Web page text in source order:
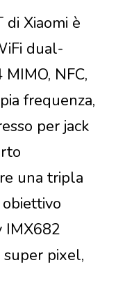
Xiaomi è
dual-
NFC,
frequenza,
per jack
una tripla
IMX682
pixel,